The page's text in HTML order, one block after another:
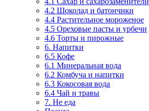
4.2 Шоколад и батончики
4.4 Растительное мороженое
4.5 Ореховые пасты и урбечи
4.6 Торты и пирожные
6. Напитки
6.5 Кофе
6.1 Минеральная вода
6.2 Комбуча и напитки
6.3 Кокосовая вода
6.4 Чай и травы
7. Не еда